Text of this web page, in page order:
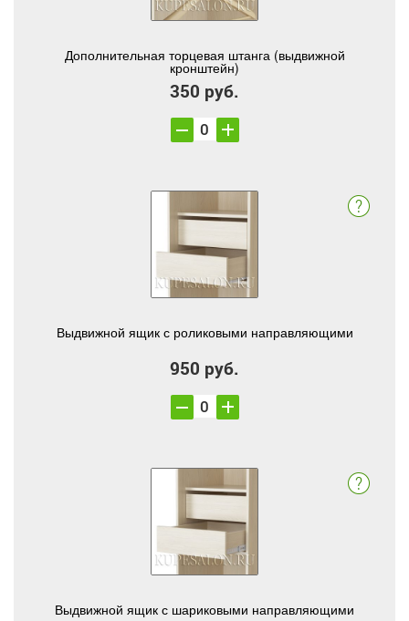
Дополнительная торцевая штанга (выдвижной
кронштейн)
350 руб.
Выдвижной ящик с роликовыми направляющими
950 руб.
Выдвижной ящик с шариковыми направляющими